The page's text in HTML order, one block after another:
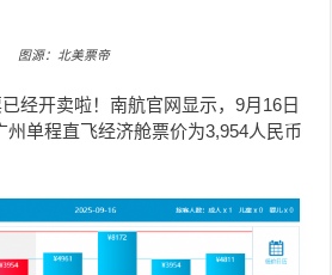
图源：北美票帝
经开卖啦！南航官网显示，9月16日
单程直飞经济舱票价为3,954人民币